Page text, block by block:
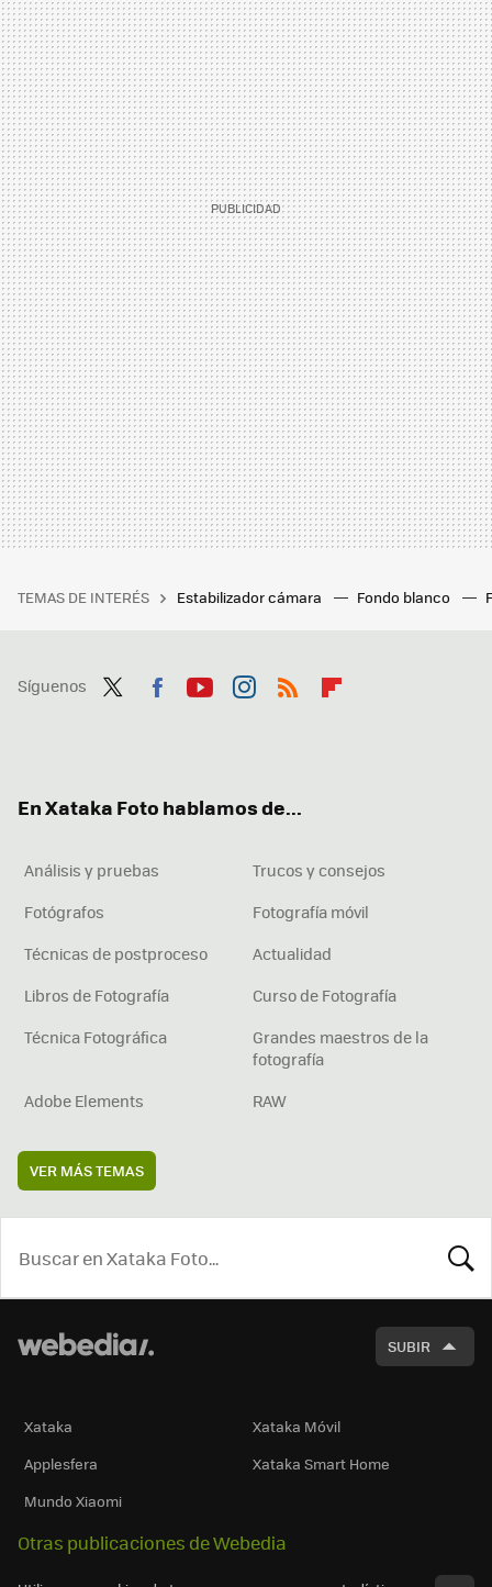
TEMAS DE INTERÉS Estabilizador cámara Fondo blanco
Síguenos
En Xataka Foto hablamos de...
Análisis y pruebas
Trucos y consejos
Fotógrafos
Fotografía móvil
Técnicas de postproceso
Actualidad
Libros de Fotografía
Curso de Fotografía
Técnica Fotográfica
Grandes maestros de la
fotografía
Adobe Elements
RAW
VER MÁS TEMAS
SUBIR
Xataka
Xataka Móvil
Applesfera
Xataka Smart Home
Mundo Xiaomi
Otras publicaciones de Webedia